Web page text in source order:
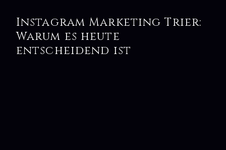
Instagram Marketing Trier:
Warum es heute
entscheidend ist